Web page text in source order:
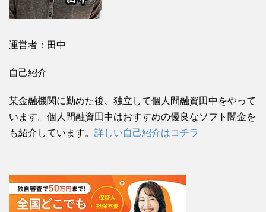
運営者：田中
自己紹介
某金融機関に勤めた後、独立して個人間融資田中をやって
います。個人間融資田中はおすすめの優良なソフト闇金を
も紹介しています。 詳しい自己紹介はコチラ